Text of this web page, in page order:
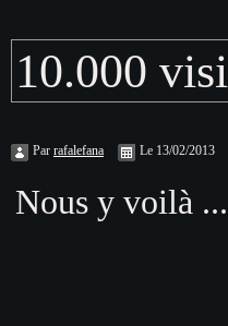
10.000
Par rafalefana Le 13/02/2013
Nous y voilà